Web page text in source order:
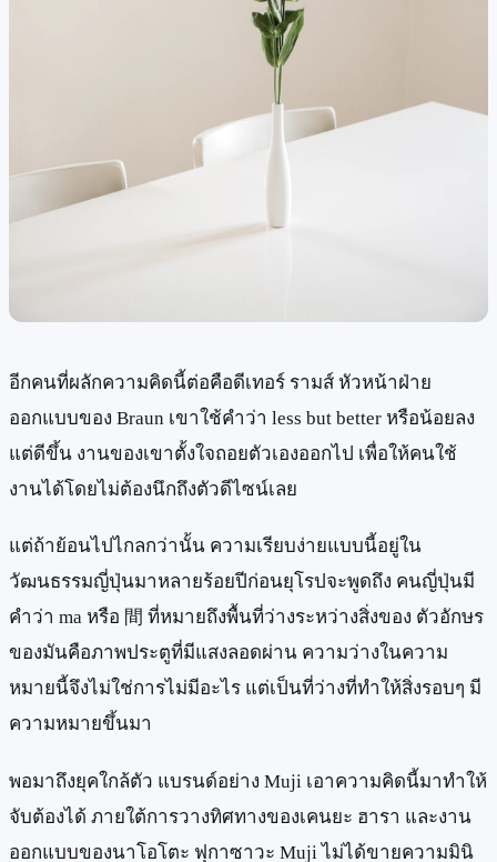
อีกคนที่ผลักความคิดนี้ต่อคือดีเทอร์ รามส์ หัวหน้าฝ่าย
ออกแบบของ Braun เขาใช้คำว่า less but better หรือน้อยลง
แต่ดีขึ้น งานของเขาตั้งใจถอยตัวเองออกไป เพื่อให้คนใช้
งานได้โดยไม่ต้องนึกถึงตัวดีไซน์เลย
แต่ถ้าย้อนไปไกลกว่านั้น ความเรียบง่ายแบบนี้อยู่ใน
วัฒนธรรมญี่ปุ่นมาหลายร้อยปีก่อนยุโรปจะพูดถึง คนญี่ปุ่นมี
คำว่า ma หรือ 間 ที่หมายถึงพื้นที่ว่างระหว่างสิ่งของ ตัวอักษร
ของมันคือภาพประตูที่มีแสงลอดผ่าน ความว่างในความ
หมายนี้จึงไม่ใช่การไม่มีอะไร แต่เป็นที่ว่างที่ทำให้สิ่งรอบๆ มี
ความหมายขึ้นมา
พอมาถึงยุคใกล้ตัว แบรนด์อย่าง Muji เอาความคิดนี้มาทำให้
จับต้องได้ ภายใต้การวางทิศทางของเคนยะ ฮารา และงาน
ออกแบบของนาโอโตะ ฟุกาซาวะ Muji ไม่ได้ขายความมินิ